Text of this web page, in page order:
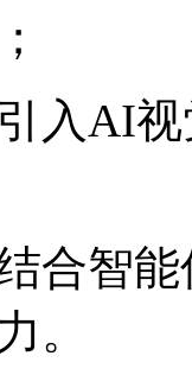
入AI
合智
。